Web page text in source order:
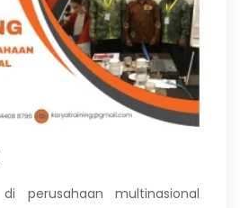
di perusahaan multinasional